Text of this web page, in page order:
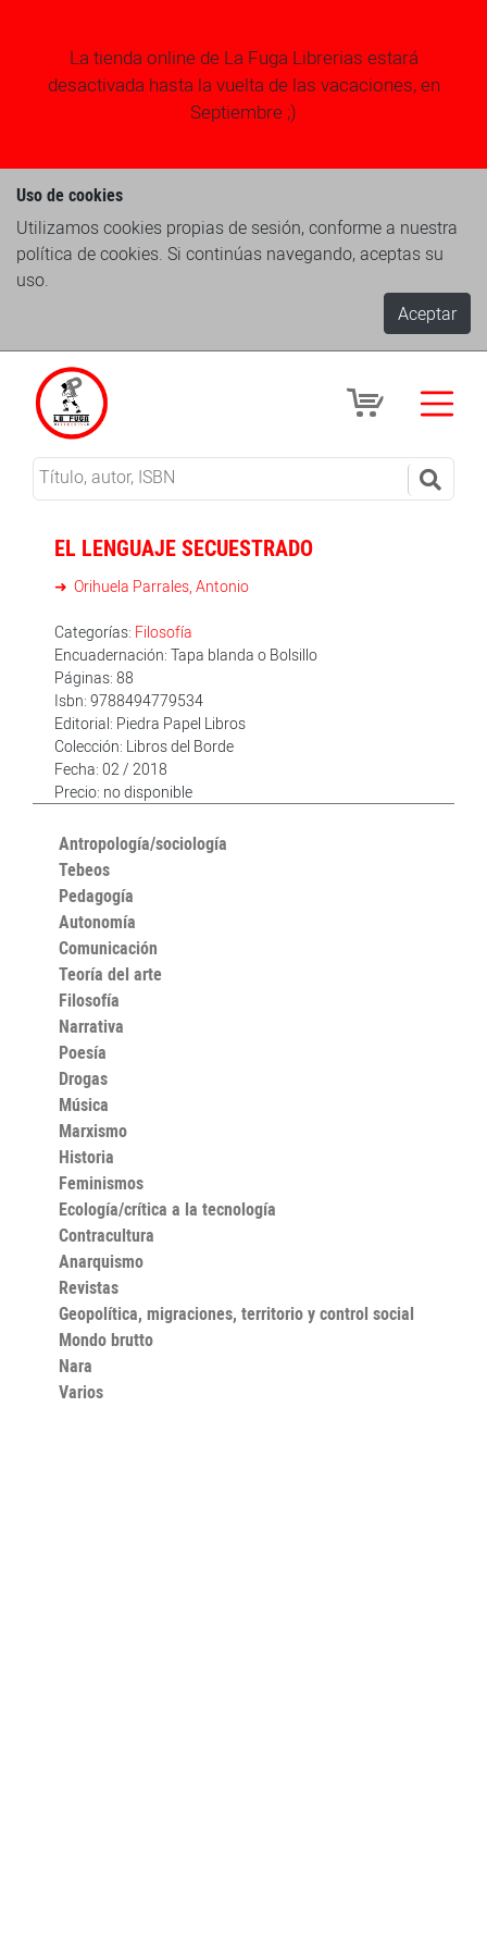
La tienda online de La Fuga Librerias estará
desactivada hasta la vuelta de las vacaciones, en
Septiembre ;)
Uso de cookies
Utilizamos cookies propias de sesión, conforme a nuestra
política de cookies. Si continúas navegando, aceptas su
uso.
Aceptar
EL LENGUAJE SECUESTRADO
Orihuela Parrales, Antonio
Categorías: Filosofía
Encuadernación: Tapa blanda o Bolsillo
Páginas: 88
Isbn: 9788494779534
Editorial: Piedra Papel Libros
Colección: Libros del Borde
Fecha: 02 / 2018
Precio: no disponible
Antropología/sociología
Tebeos
Pedagogía
Autonomía
Comunicación
Teoría del arte
Filosofía
Narrativa
Poesía
Drogas
Música
Marxismo
Historia
Feminismos
Ecología/crítica a la tecnología
Contracultura
Anarquismo
Revistas
Geopolítica, migraciones, territorio y control social
Mondo brutto
Nara
Varios